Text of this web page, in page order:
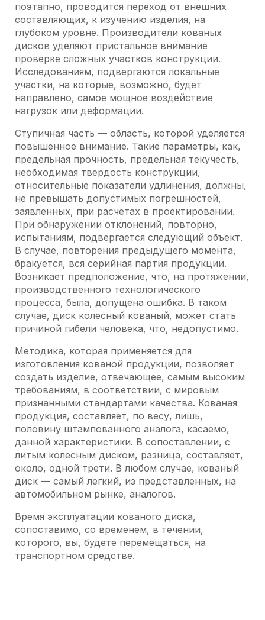
поэтапно, проводится переход от внешних
составляющих, к изучению изделия, на
глубоком уровне. Производители кованых
дисков уделяют пристальное внимание
проверке сложных участков конструкции.
Исследованиям, подвергаются локальные
участки, на которые, возможно, будет
направлено, самое мощное воздействие
нагрузок или деформации.
Ступичная часть — область, которой уделяется
повышенное внимание. Такие параметры, как,
предельная прочность, предельная текучесть,
необходимая твердость конструкции,
относительные показатели удлинения, должны,
не превышать допустимых погрешностей,
заявленных, при расчетах в проектировании.
При обнаружении отклонений, повторно,
испытаниям, подвергается следующий объект.
В случае, повторения предыдущего момента,
бракуется, вся серийная партия продукции.
Возникает предположение, что, на протяжении,
производственного технологического
процесса, была, допущена ошибка. В таком
случае, диск колесный кованый, может стать
причиной гибели человека, что, недопустимо.
Методика, которая применяется для
изготовления кованой продукции, позволяет
создать изделие, отвечающее, самым высоким
требованиям, в соответствии, с мировым
признанными стандартами качества. Кованая
продукция, составляет, по весу, лишь,
половину штампованного аналога, касаемо,
данной характеристики. В сопоставлении, с
литым колесным диском, разница, составляет,
около, одной трети. В любом случае, кованый
диск — самый легкий, из представленных, на
автомобильном рынке, аналогов.
Время эксплуатации кованого диска,
сопоставимо, со временем, в течении,
которого, вы, будете перемещаться, на
транспортном средстве.